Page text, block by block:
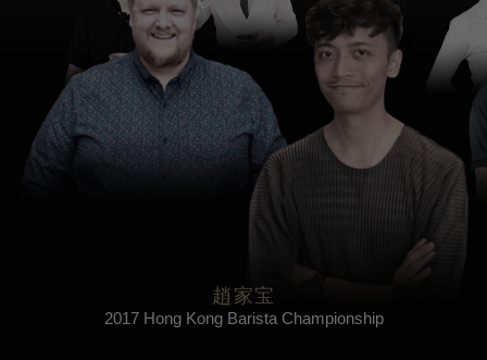
趙家宝
2017 Hong Kong Barista Championship